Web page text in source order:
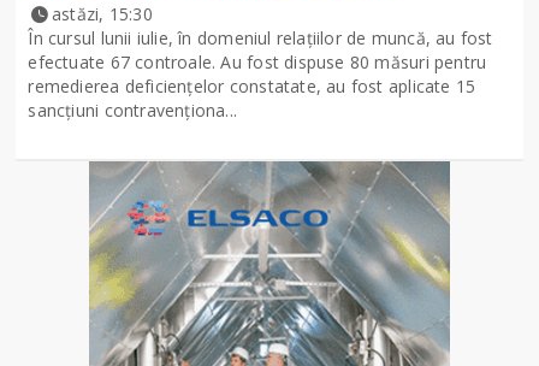
astăzi, 15:30
În cursul lunii iulie, în domeniul relațiilor de muncă, au fost
efectuate 67 controale. Au fost dispuse 80 măsuri pentru
remedierea deficiențelor constatate, au fost aplicate 15
sancţiuni contravenționa...